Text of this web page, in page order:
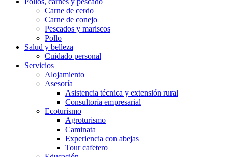
Carne de cerdo
Carne de conejo
Pescados y mariscos
Pollo
Salud y belleza
Cuidado personal
Servicios
Alojamiento
Asesoría
Asistencia técnica y extensión rural
Consultoría empresarial
Ecoturismo
Agroturismo
Caminata
Experiencia con abejas
Tour cafetero